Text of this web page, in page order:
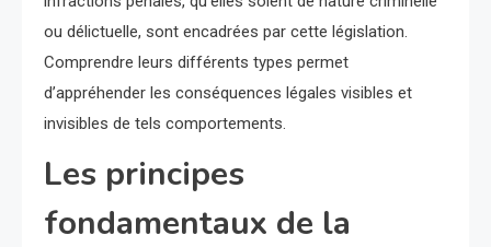
ou délictuelle, sont encadrées par cette législation.
Comprendre leurs différents types permet
d’appréhender les conséquences légales visibles et
invisibles de tels comportements.
Les principes
fondamentaux de la